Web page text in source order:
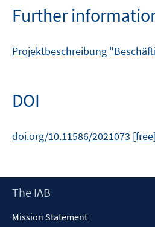
new
window
Further
Projektbeschreibung
DOI
doi.org/10.11586/2021073 [free]
Footer
The IAB
Mission Statement